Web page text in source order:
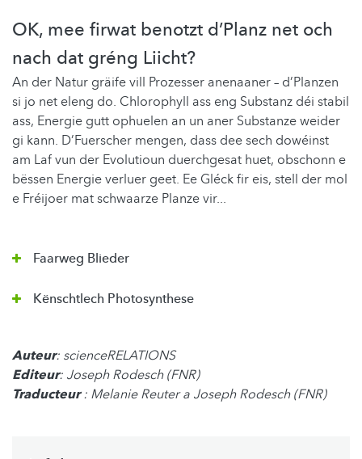
OK, mee firwat benotzt d’Planz net och
nach dat gréng Liicht?
An der Natur gräife vill Prozesser anenaaner – d’Planzen
si jo net eleng do. Chlorophyll ass eng Substanz déi stabil
ass, Energie gutt ophuelen an un aner Substanze weider
gi kann. D’Fuerscher mengen, dass dee sech dowéinst
am Laf vun der Evolutioun duerchgesat huet, obschonn e
bëssen Energie verluer geet. Ee Gléck fir eis, stell der mol
e Fréijoer mat schwaarze Planze vir...
Faarweg Blieder
Kënschtlech Photosynthese
Auteur: scienceRELATIONS
Editeur: Joseph Rodesch (FNR)
Traducteur: Melanie Reuter a Joseph Rodesch (FNR)